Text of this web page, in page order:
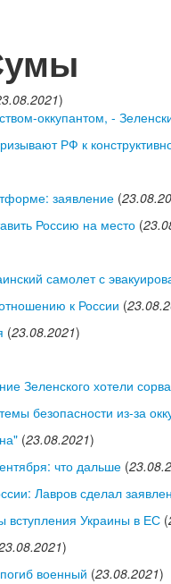
)
оккупантом, -
РФ к
заявление (
Россию на место (
самолет с
к России (
(23.08.2021)
Зеленского хотели
безопасности из-за
(23.08.2021)
что дальше (
Лавров сделал
вступления Украины в ЕС (
)
военный (23.08.2021)